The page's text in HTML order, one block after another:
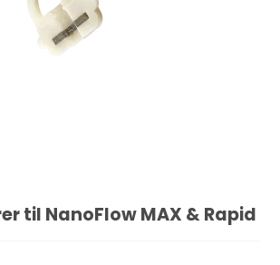
til NanoFlow MAX & Rapid